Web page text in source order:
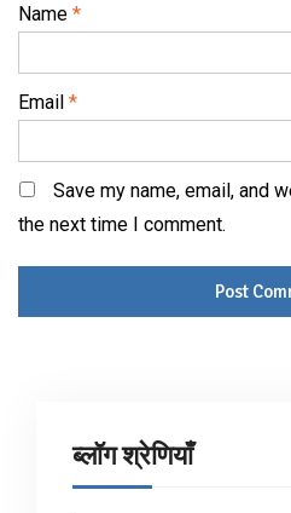
Name *
Email *
Save my name, email, and
the next time I comment.
ब्लॉग श्रेणियाँ